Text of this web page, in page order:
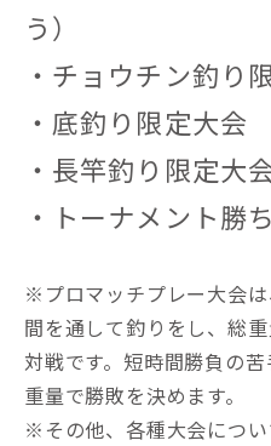
う）
・チョウチン釣り
・底釣り限定大会
・長竿釣り限定大
・トーナメント勝
※プロマッチプレー大会
間を通して釣りをし、総
対戦です。短時間勝負の
重量で勝敗を決めます。
※その他、各種大会につ